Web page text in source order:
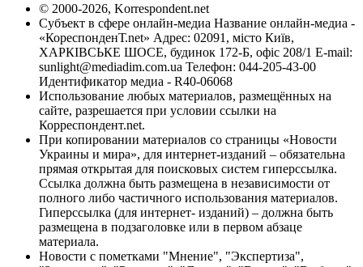
© 2000-2026, Korrespondent.net
Субъект в сфере онлайн-медиа Название онлайн-медиа -
«КореспонденТ.net» Адрес: 02091, місто Київ,
ХАРКІВСЬКЕ ШОСЕ, будинок 172-Б, офіс 208/1 E-mail:
sunlight@mediadim.com.ua Телефон: 044-205-43-00
Идентификатор медиа - R40-06068
Использование любых материалов, размещённых на
сайте, разрешается при условии ссылки на
Корреспондент.net.
При копировании материалов со страницы «Новости
Украины и мира», для интернет-изданий – обязательна
прямая открытая для поисковых систем гиперссылка.
Ссылка должна быть размещена в независимости от
полного либо частичного использования материалов.
Гиперссылка (для интернет- изданий) – должна быть
размещена в подзаголовке или в первом абзаце
материала.
Новости с пометками "Мнение", "Экспертиза",